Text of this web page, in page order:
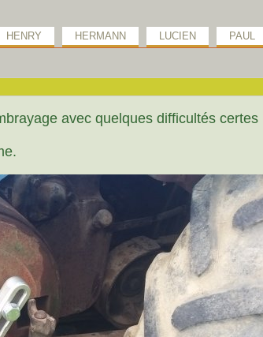
HENRY HERMANN LUCIEN PAUL
avec quelques difficultés